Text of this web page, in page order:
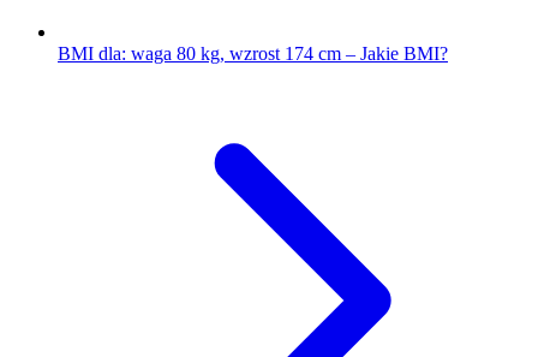
BMI dla: waga 80 kg, wzrost 174 cm – Jakie BMI?